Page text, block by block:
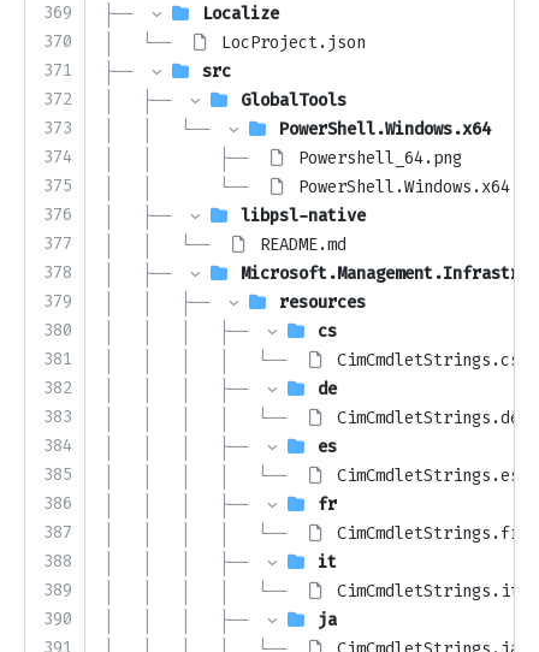
369
370
371
372
373
374
375
376
377
378
379
380
381
382
383
384
385
386
387
388
389
390
├──
Localize
│   └──
LocProject.json
├──
src
│   ├──
GlobalTools
│   │   └──
PowerShell.Windows.x64
│   │       ├──
Powershell_64.png
│   │       └──
│   ├──
libpsl-native
│   │   └──
README.md
│   ├──
│   │   ├──
resources
│   │   │   ├──
cs
│   │   │   │   └──
│   │   │   ├──
de
│   │   │   │   └──
│   │   │   ├──
es
│   │   │   │   └──
│   │   │   ├──
fr
│   │   │   │   └──
│   │   │   ├──
it
│   │   │   │   └──
│   │   │   ├──
ja